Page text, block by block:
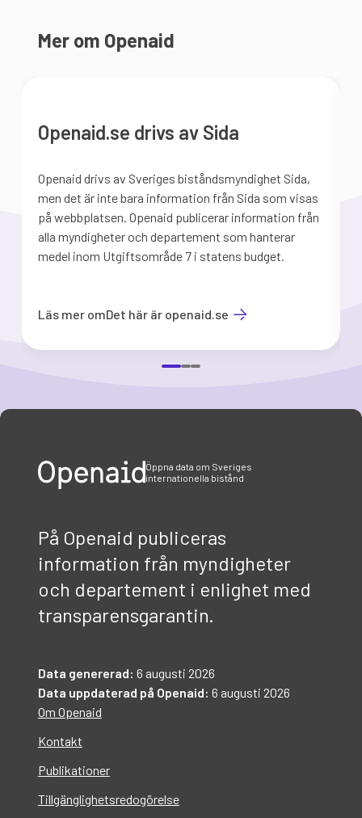
Mer om Openaid
Openaid.se drivs av Sida
Openaid drivs av Sveriges biståndsmyndighet Sida,
men det är inte bara information från Sida som visas
på webbplatsen. Openaid publicerar information från
alla myndigheter och departement som hanterar
medel inom Utgiftsområde 7 i statens budget.
Läs mer omDet här är openaid.se
Öppna data om Sveriges
internationella bistånd
På Openaid publiceras
information från myndigheter
och departement i enlighet med
transparensgarantin.
Data genererad: 6 augusti 2026
Data uppdaterad på Openaid: 6 augusti 2026
Om Openaid
Kontakt
Publikationer
Tillgänglighetsredogörelse